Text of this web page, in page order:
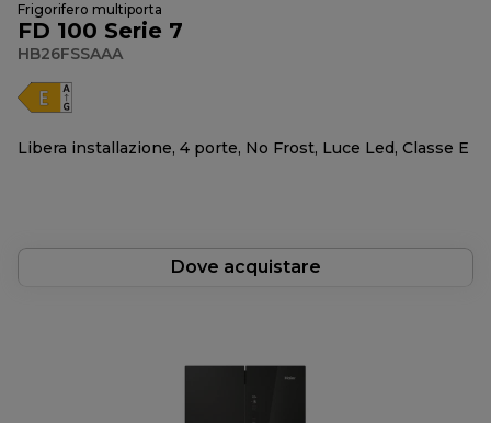
Frigorifero multiporta
FD 100 Serie 7
HB26FSSAAA
Libera installazione, 4 porte, No Frost, Luce Led, Classe E
Dove acquistare